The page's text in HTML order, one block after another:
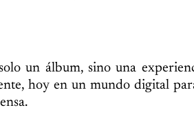
un álbum, sino una
hoy en un mundo digital